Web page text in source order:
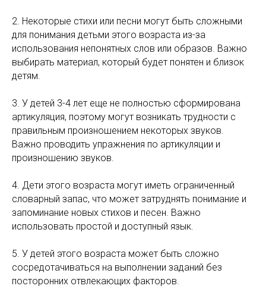
2. Некоторые стихи или песни могут быть сложными
для понимания детьми этого возраста из-за
использования непонятных слов или образов. Важно
выбирать материал, который будет понятен и близок
детям.
3. У детей 3-4 лет еще не полностью сформирована
артикуляция, поэтому могут возникать трудности с
правильным произношением некоторых звуков.
Важно проводить упражнения по артикуляции и
произношению звуков.
4. Дети этого возраста могут иметь ограниченный
словарный запас, что может затруднять понимание и
запоминание новых стихов и песен. Важно
использовать простой и доступный язык.
5. У детей этого возраста может быть сложно
сосредотачиваться на выполнении заданий без
посторонних отвлекающих факторов.